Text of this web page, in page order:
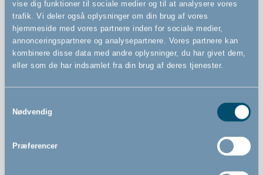
vise dig funktioner til sociale medier og til at analysere vores
trafik. Vi deler også oplysninger om din brug af vores
hjemmeside med vores partnere inden for sociale medier,
annonceringspartnere og analysepartnere. Vores partnere kan
kombinere disse data med andre oplysninger, du har givet dem,
eller som de har indsamlet fra din brug af deres tjenester.
Nødvendig
Præferencer
Kan betjenes med én hånd
StepFree-opgradering: Flad bund i lågen uden
snublekant – mere naturlig passage i hverdagen, især
når du har hænderne fulde (robotstøvsuger kommer
også lettere igennem)